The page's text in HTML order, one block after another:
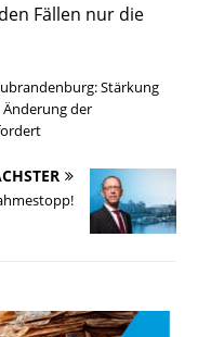
Fällen nur die
Stärkung
der